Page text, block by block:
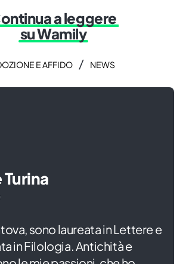
a leggere
su Wamily
E AFFIDO / NEWS
sono laureata in Lettere e
in Filologia. Antichità e